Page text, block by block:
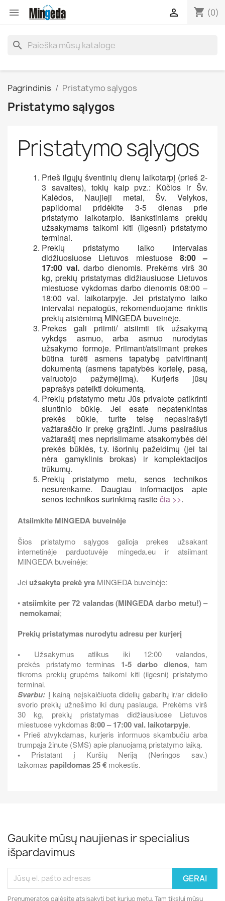
 shopping_cart (0)

search
Pagrindinis Pristatymo sąlygos
Pristatymo sąlygos
Pristatymo sąlygos
Prieš ilgųjų šventinių dienų laikotarpį (prieš 2-
3 savaites), tokių kaip pvz.: Kūčios ir Šv.
Kalėdos, Naujieji metai, Šv. Velykos,
papildomai pridėkite 3-5 dienas prie
pristatymo laikotarpio. Išankstiniams prekių
užsakymams taikomi kiti (ilgesni) pristatymo
terminai.
Prekių pristatymo laiko intervalas
didžiuosiuose Lietuvos miestuose 8:00 –
17:00 val.darbo dienomis. Prekėms virš 30
kg, prekių pristatymas didžiausiuose Lietuvos
miestuose vykdomas darbo dienomis 08:00 –
18:00 val. laikotarpyje. Jei pristatymo laiko
intervalai nepatogūs, rekomenduojame rinktis
prekių atsiėmimą MINGEDA buveinėje.
Prekes gali priimti/ atsiimti tik užsakymą
vykdęs asmuo, arba asmuo nurodytas
užsakymo formoje. Priimant/atsiimant prekes
būtina turėti asmens tapatybę patvirtinantį
dokumentą (asmens tapatybės kortelę, pasą,
vairuotojo pažymėjimą). Kurjeris jūsų
paprašys pateikti dokumentą.
Prekių pristatymo metu Jūs privalote patikrinti
siuntinio būklę. Jei esate nepatenkintas
prekės būkle, turite teisę nepasirašyti
važtaraščio ir prekę grąžinti. Jums pasirašius
važtaraštį mes neprisiimame atsakomybės dėl
prekės būklės, t.y. išorinių pažeidimų (jei tai
nėra gamyklinis brokas) ir komplektacijos
trūkumų.
Prekių pristatymo metu, senos technikos
nesurenkame. Daugiau informacijos apie
senos technikos surinkimą rasitečia >>.
Atsiimkite MINGEDA buveinėje
Šios pristatymo sąlygos galioja prekes užsakant
internetinėje parduotuvėje mingeda.eu ir atsiimant
MINGEDA buveinėje:
Jei užsakyta prekė yra MINGEDA buveinėje:
•atsiimkite per 72 valandas (MINGEDA darbo metu!)–
nemokamai;
Prekių pristatymas nurodytu adresu per kurjerį
• Užsakymus atlikus iki 12:00 valandos,
prekės pristatymo terminas 1-5 darbo dienos, tam
tikroms prekių grupėms taikomi kiti (ilgesni) pristatymo
terminai.
Svarbu: Į kainą neįskaičiuota didelių gabaritų ir/ar didelio
svorio prekių užnešimo iki durų paslauga. Prekėms virš
30 kg, prekių pristatymas didžiausiuose Lietuvos
miestuose vykdomas 8:00 – 17:00 val. laikotarpyje.
• Prieš atvykdamas, kurjeris informuos skambučiu arba
trumpąja žinute (SMS) apie planuojamą pristatymo laiką.
• Pristatant į Kuršių Neriją (Neringos sav.)
taikomas papildomas 25 € mokestis.
Gaukite mūsų naujienas ir specialius
išpardavimus
Prenumeratos galėsite atsisakyti bet kuriuo metu. Tam tikslui mūsų